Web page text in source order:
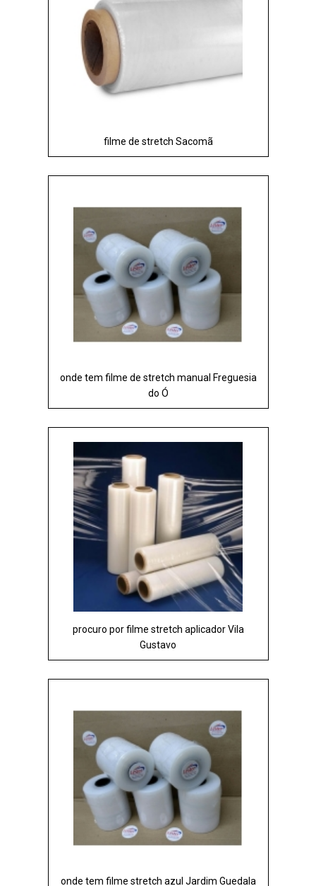
filme de stretch Sacomã
onde tem filme de stretch manual Freguesia
do Ó
procuro por filme stretch aplicador Vila
Gustavo
onde tem filme stretch azul Jardim Guedala